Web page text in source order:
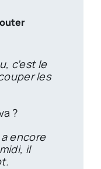
c’est le
les
?
encore
il